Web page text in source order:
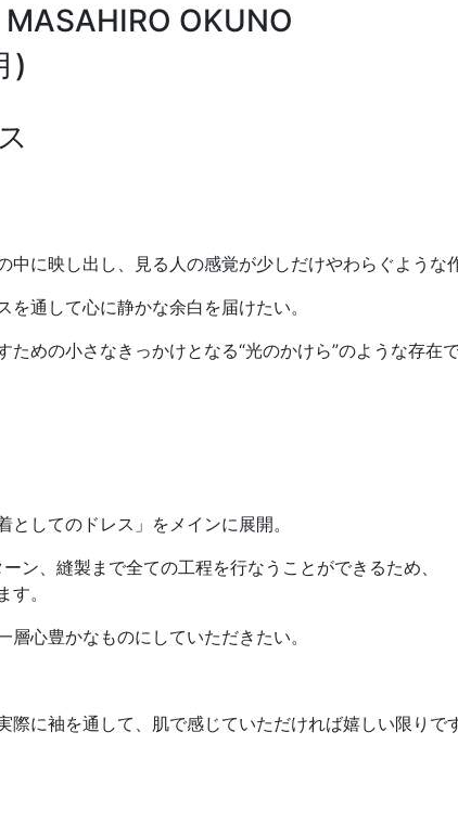
OKUNO
)
に映し出し、見る人の感覚が少しだけやわらぐような
通して心に静かな余白を届けたい。
めの小さなきっかけとなる“光のかけら”のような存在
してのドレス」をメインに展開。
ン、縫製まで全ての工程を行なうことができるため、
。
心豊かなものにしていただきたい。
に袖を通して、肌で感じていただければ嬉しい限りです